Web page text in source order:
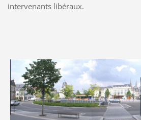
intervenants libéraux.